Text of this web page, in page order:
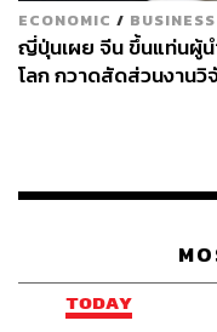
ECONOMIC / BUSINESS
ญี่ปุ่นเผย จีน ขึ้นแท่นผู้
โลก กวาดสัดส่วนงาน
TODAY